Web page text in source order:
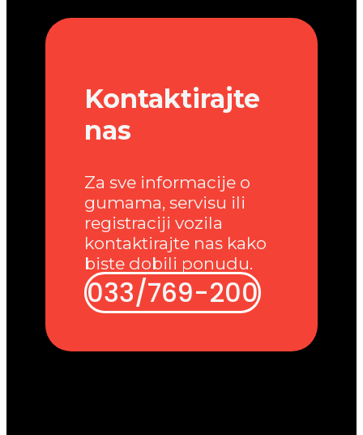
Kontaktirajte
nas
Za sve informacije o
gumama, servisu ili
registraciji vozila
kontaktirajte nas kako
biste dobili ponudu.
033/769-200